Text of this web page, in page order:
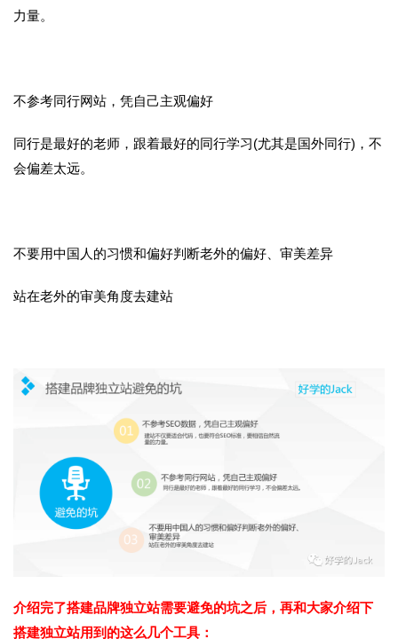
力量。
不参考同行网站，凭自己主观偏好
同行是最好的老师，跟着最好的同行学习(尤其是国外同行)，不
会偏差太远。
不要用中国人的习惯和偏好判断老外的偏好、审美差异
站在老外的审美角度去建站
介绍完了搭建品牌独立站需要避免的坑之后，再和大家介绍下
搭建独立站用到的这么几个工具：